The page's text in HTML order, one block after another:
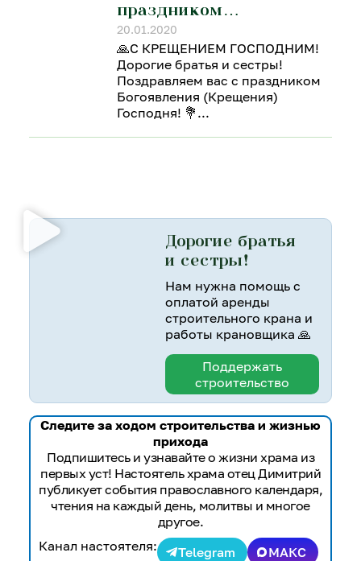
праздником…
20.01.2020
🙏С КРЕЩЕНИЕМ ГОСПОДНИМ!
Дорогие братья и сестры!
Поздравляем вас с праздником
Богоявления (Крещения)
Господня! 💐
Дорогие братья
и сестры!
Нам нужна помощь с
оплатой аренды
строительного крана и
работы крановщика 🙏
Поддержать
строительство
Следите за ходом строительства и жизнью
прихода
Подпишитесь и узнавайте о жизни храма из
первых уст! Настоятель храма отец Димитрий
публикует события православного календаря,
чтения на каждый день, молитвы и многое
другое.
Канал настоятеля:
Telegram
МАКС